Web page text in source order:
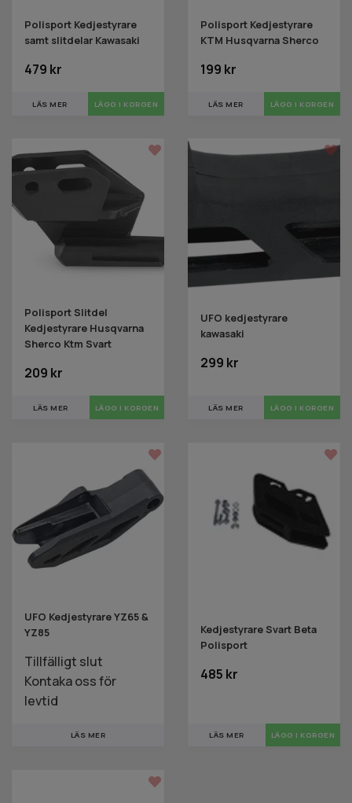
Polisport Kedjestyrare
samt slitdelar Kawasaki
479 kr
LÄS MER LÄGG I KORGEN
Polisport Kedjestyrare
KTM Husqvarna Sherco
199 kr
LÄS MER LÄGG I KORGEN
Polisport Slitdel
Kedjestyrare Husqvarna
Sherco Ktm Svart
209 kr
LÄS MER
UFO kedjestyrare
kawasaki
299 kr
LÄS MER LÄGG I KORGEN
UFO Kedjestyrare YZ65 &
YZ85
Tillfälligt slut
Kontaka oss för
levtid
LÄS MER
Kedjestyrare Svart Beta
Polisport
485 kr
LÄS MER